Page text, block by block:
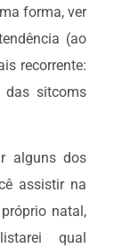
forma, ver
(ao
recorrente:
das sitcoms
alguns dos
assistir na
natal,
qual